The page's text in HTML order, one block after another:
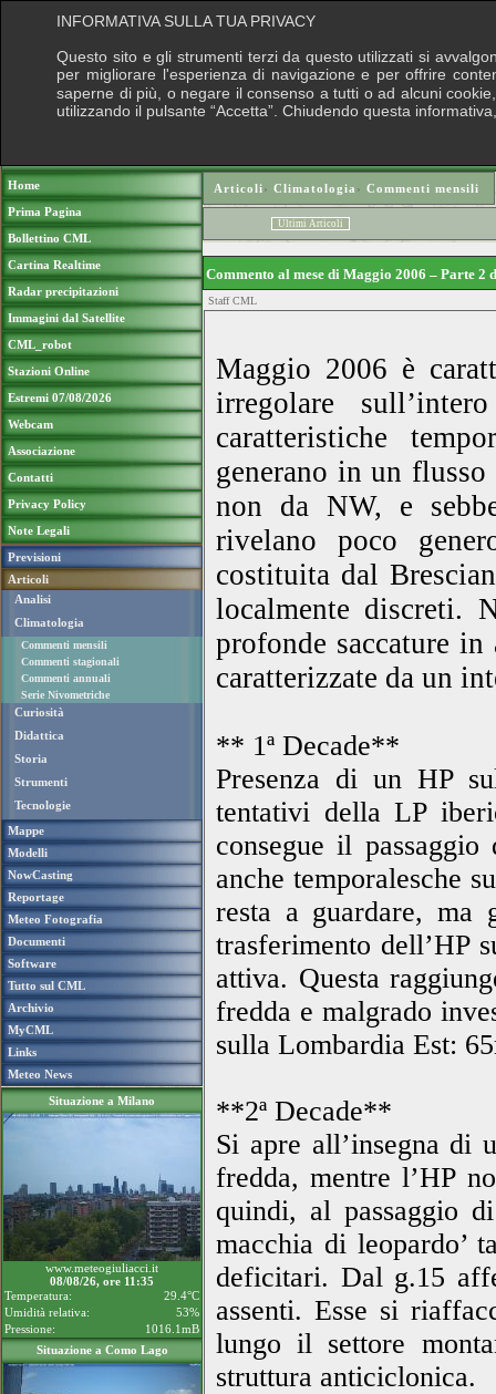
Home
Prima Pagina
Bollettino CML
Cartina Realtime
Radar precipitazioni
Immagini dal Satellite
CML_robot
Stazioni Online
Estremi 07/08/2026
Webcam
Associazione
Contatti
Privacy Policy
Note Legali
Previsioni
Articoli
Analisi
Climatologia
Commenti mensili
Commenti stagionali
Commenti annuali
Serie Nivometriche
Curiosità
Didattica
Storia
Strumenti
Tecnologie
Mappe
Modelli
NowCasting
Reportage
Meteo Fotografia
Documenti
Software
Tutto sul CML
Archivio
MyCML
Links
Meteo News
Situazione a Milano
www.meteogiuliacci.it
08/08/26, ore 11:35
Temperatura:
29.4°C
Umidità relativa:
53%
Pressione:
1016.1mB
Situazione a Como Lago
Articoli› Climatologia › Commenti mensili
Ultimi Articoli
Commento al mese di Maggio 2006 – Parte
Staff CML
Maggio 2006 è
irregolare
caratteristiche
generano in un
non da NW, e
rivelano poco
costituita dal
localmente discreti.
profonde saccature
caratterizzate da un
** 1ª Decade**
Presenza di un HP
tentativi della LP
consegue il
anche temporalesche
resta a guardare,
trasferimento dell’HP
attiva. Questa
fredda e malgrado
sulla Lombardia Est:
**2ª Decade**
Si apre all’insegna di
fredda, mentre l’HP
quindi, al passaggio
macchia di leopardo’
deficitari. Dal g.15
assenti. Esse si
lungo il settore
struttura anticiclonica.
INFORMATIVA SULLA TUA PRIVACY
Questo sito e gli strumenti terzi da questo utilizzati si
per migliorare l'esperienza di navigazione e per offrire
saperne di più, o negare il consenso a tutti o ad alcuni
utilizzando il pulsante “Accetta”. Chiudendo questa